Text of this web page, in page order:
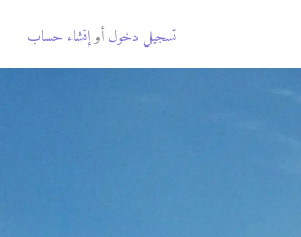
تسجيل دخول أوإنشاء حساب